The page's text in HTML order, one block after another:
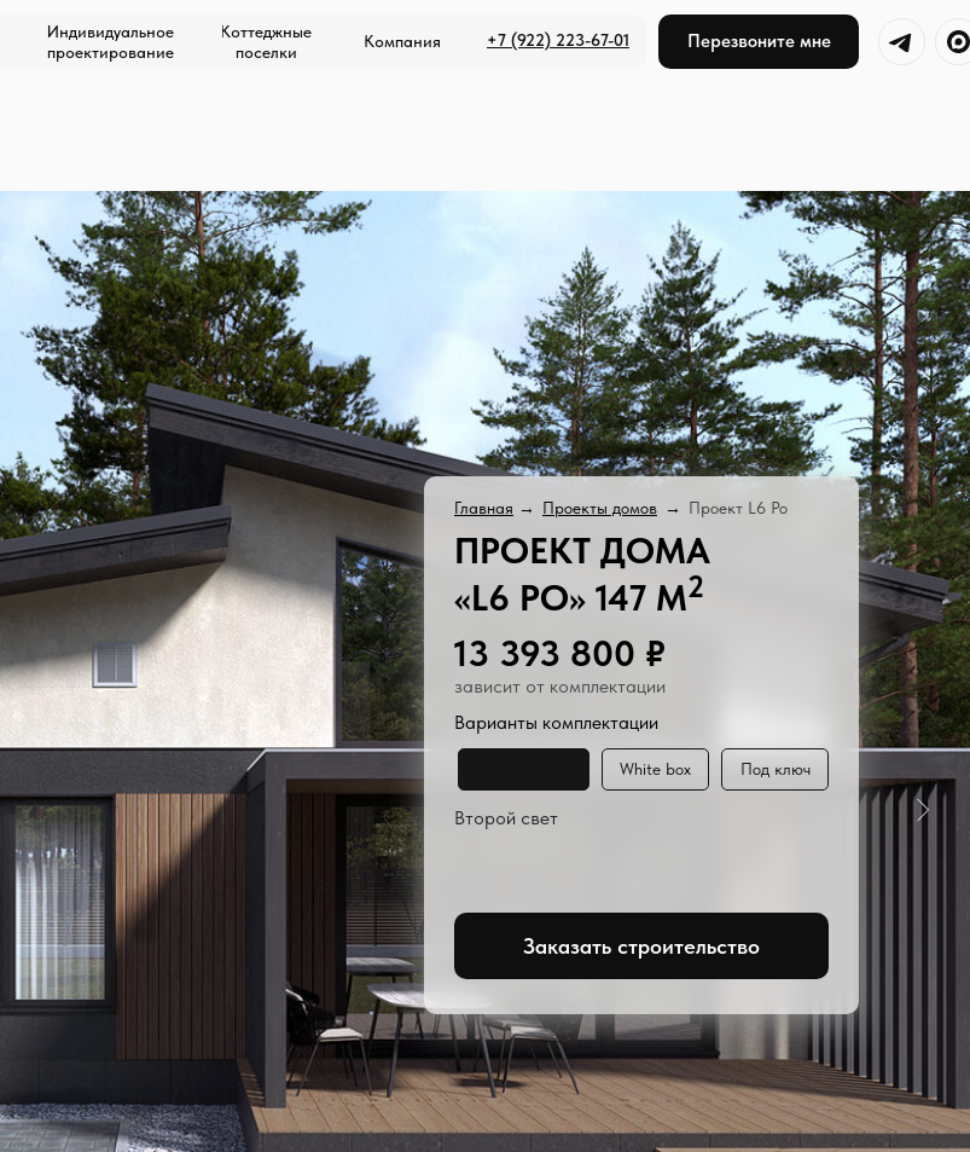
Перезвоните мне
+7 (922) 223-67-01
Индивидуальное
проектирование
Коттеджные
поселки
Компания
ПРОЕКТ ДОМА
«L6 РО» 147 М2
зависит от комплектации
13 393 800 ₽
Варианты комплектации
Заказать строительство
Второй свет
Под ключ
White box
Главная Проекты домов
→ Проект L6 Ро
→